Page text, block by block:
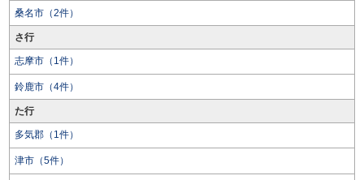
桑名市（2件）
さ行
志摩市（1件）
鈴鹿市（4件）
た行
多気郡（1件）
津市（5件）